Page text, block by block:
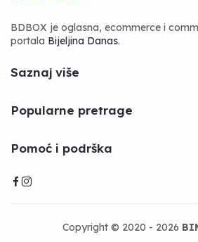
BDBOX je oglasna, ecommerce i
portala Bijeljina Danas.
Saznaj više
Popularne pretrage
Pomoć i podrška
Copyright © 2020 - 2026